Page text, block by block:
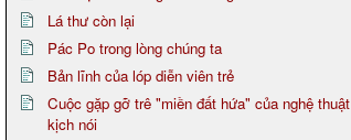
Lá thư còn lại
Pác Po trong lòng chúng ta
Bản lĩnh của lóp diễn viên trẻ
Cuộc gặp gỡ trê "miền đất hứa" của nghệ thuật
kịch nói